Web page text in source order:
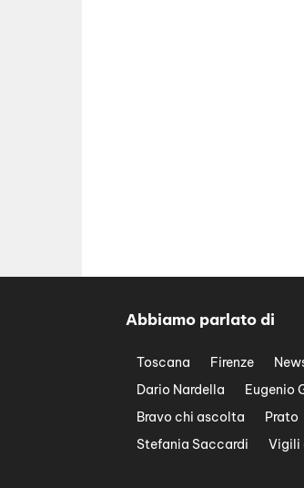
Abbiamo parlato di
Toscana Firenze
Dario Nardella
Eugenio
Bravo chi ascolta
Prato
Stefania Saccardi
Vigili